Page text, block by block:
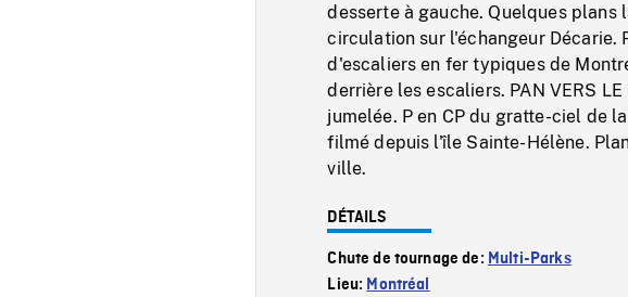
desserte à gauche. Quelques
circulation sur l'échangeur Décarie.
d'escaliers en fer typiques de
derrière les escaliers. PAN VERS
jumelée. P en CP du gratte-ciel de
filmé depuis l'île Sainte-Hélène.
ville.
DÉTAILS
Chute de tournage de: Multi-Parks
Lieu: Montréal